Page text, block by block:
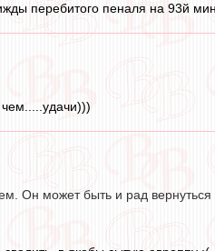
перебитого пеналя на 93й
Он может быть и рад